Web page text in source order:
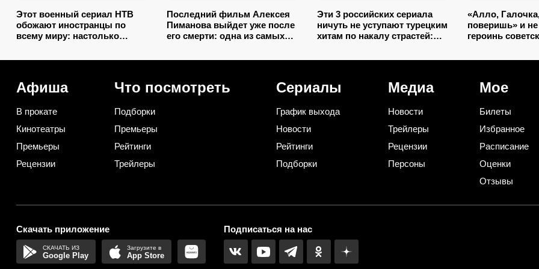
Этот военный сериал НТВ
обожают иностранцы по
всему миру: настолько
Последний фильм Алексея
Пиманова выйдет уже после
его смерти: одна из самых
Эти 3 российских сериала
ничуть не уступают турецким
хитам по накалу страстей:
«Алло,
поверишь» и
героинь
Афиша
В прокате
Кинотеатры
Премьеры
Рецензии
Что посмотреть
Подборки
Премьеры
Рейтинги
Трейлеры
Сериалы
График выхода
Новости
Рейтинги
Подборки
Медиа
Новости
Трейлеры
Рецензии
Персоны
Мое
Билеты
Избранное
Расписание
Оценки
Отзывы
Скачать приложение
Google Play App Store
Подписаться на нас